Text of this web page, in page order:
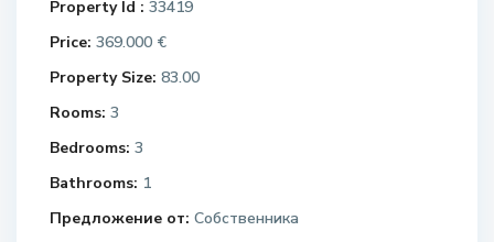
Property Id : 33419
Price: 369.000 €
Property Size: 83.00
Rooms: 3
Bedrooms: 3
Bathrooms: 1
Предложение от: Собственника